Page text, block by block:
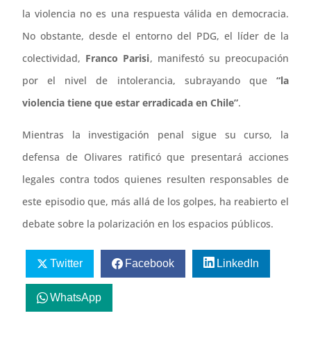
la violencia no es una respuesta válida en democracia.
No obstante, desde el entorno del PDG, el líder de la
colectividad, Franco Parisi, manifestó su preocupación
por el nivel de intolerancia, subrayando que “la
violencia tiene que estar erradicada en Chile”.
Mientras la investigación penal sigue su curso, la
defensa de Olivares ratificó que presentará acciones
legales contra todos quienes resulten responsables de
este episodio que, más allá de los golpes, ha reabierto el
debate sobre la polarización en los espacios públicos.
Twitter Facebook LinkedIn
WhatsApp